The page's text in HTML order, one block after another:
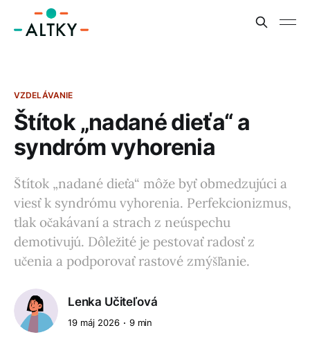
VZDELÁVANIE
Štítok „nadané dieťa“ a
syndróm vyhorenia
Štítok „nadané dieťa“ môže byť obmedzujúci a
viesť k syndrómu vyhorenia. Perfekcionizmus,
tlak očakávaní a strach z neúspechu
demotivujú. Dôležité je pestovať radosť z
učenia a podporovať rastové zmýšľanie.
Lenka Učiteľová
19 máj 2026 9 min